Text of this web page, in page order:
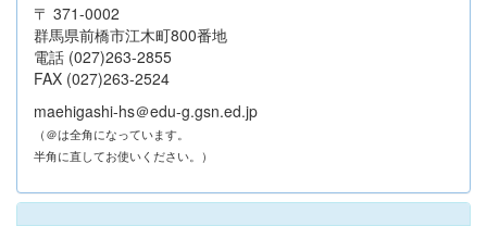
〒 371-0002
群馬県前橋市江木町800番地
電話 (027)263-2855
FAX (027)263-2524
maehigashi-hs＠edu-g.gsn.ed.jp
（＠は全角になっています。
半角に直してお使いください。）